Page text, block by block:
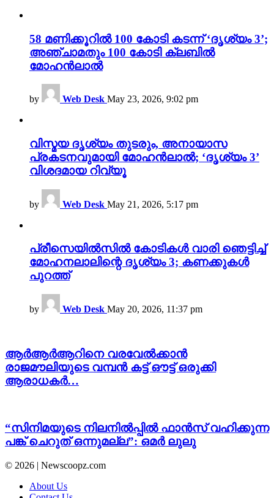
58 മണിക്കൂറിൽ 100 കോടി കടന്ന് ‘ദൃശ്യം 3’;
അഞ്ചാമതും 100 കോടി ക്ലബിൽ
മോഹൻലാൽ
by Web Desk May 23, 2026, 9:02 pm
വിസ്മയ ദൃശ്യം തുടരും, അനായാസ
പ്രകടനവുമായി മോഹൻലാൽ; ‘ദൃശ്യം 3’
വിശദമായ റിവ്യൂ
by Web Desk May 21, 2026, 5:17 pm
പ്രീസെയിൽസിൽ കോടികൾ വാരി ഞെട്ടിച്ച്
മോഹനലാലിന്റെ ദൃശ്യം 3; കണക്കുകൾ
പുറത്ത്
by Web Desk May 20, 2026, 11:37 pm
ആർആർആറിനെ വരവേൽക്കാൻ
രാജമൗലിയുടെ വമ്പൻ കട്ട് ഔട്ട് ഒരുക്കി
ആരാധകർ…
“സിനിമയുടെ നിലനിൽപ്പിൽ ഫാൻസ് വഹിക്കുന്ന
പങ്ക് ചെറുത് ഒന്നുമല്ല”: ഒമർ ലുലു
© 2026 | Newscoopz.com
About Us